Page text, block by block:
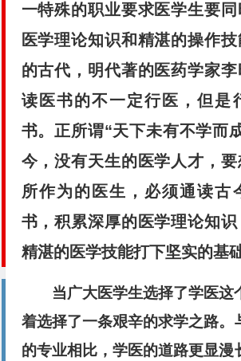
一特殊的职业要求医学生要
医学理论知识和精湛的操作
的古代，明代著的医药学家李
读医书的不一定行医，但是
书。正所谓“天下未有不学而
今，没有天生的医学人才，
所作为的医生，必须通读古
书，积累深厚的医学理论知
精湛的医学技能打下坚实的基础
当广大医学生选择了学医这
着选择了一条艰辛的求学之路。
的专业相比，学医的道路更显漫